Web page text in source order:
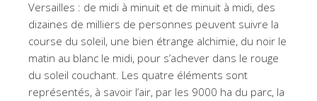
Versailles : de midi à minuit et de minuit à midi, des
dizaines de milliers de personnes peuvent suivre la
course du soleil, une bien étrange alchimie, du noir le
matin au blanc le midi, pour s’achever dans le rouge
du soleil couchant. Les quatre éléments sont
représentés, à savoir l’air, par les 9000 ha du parc, la